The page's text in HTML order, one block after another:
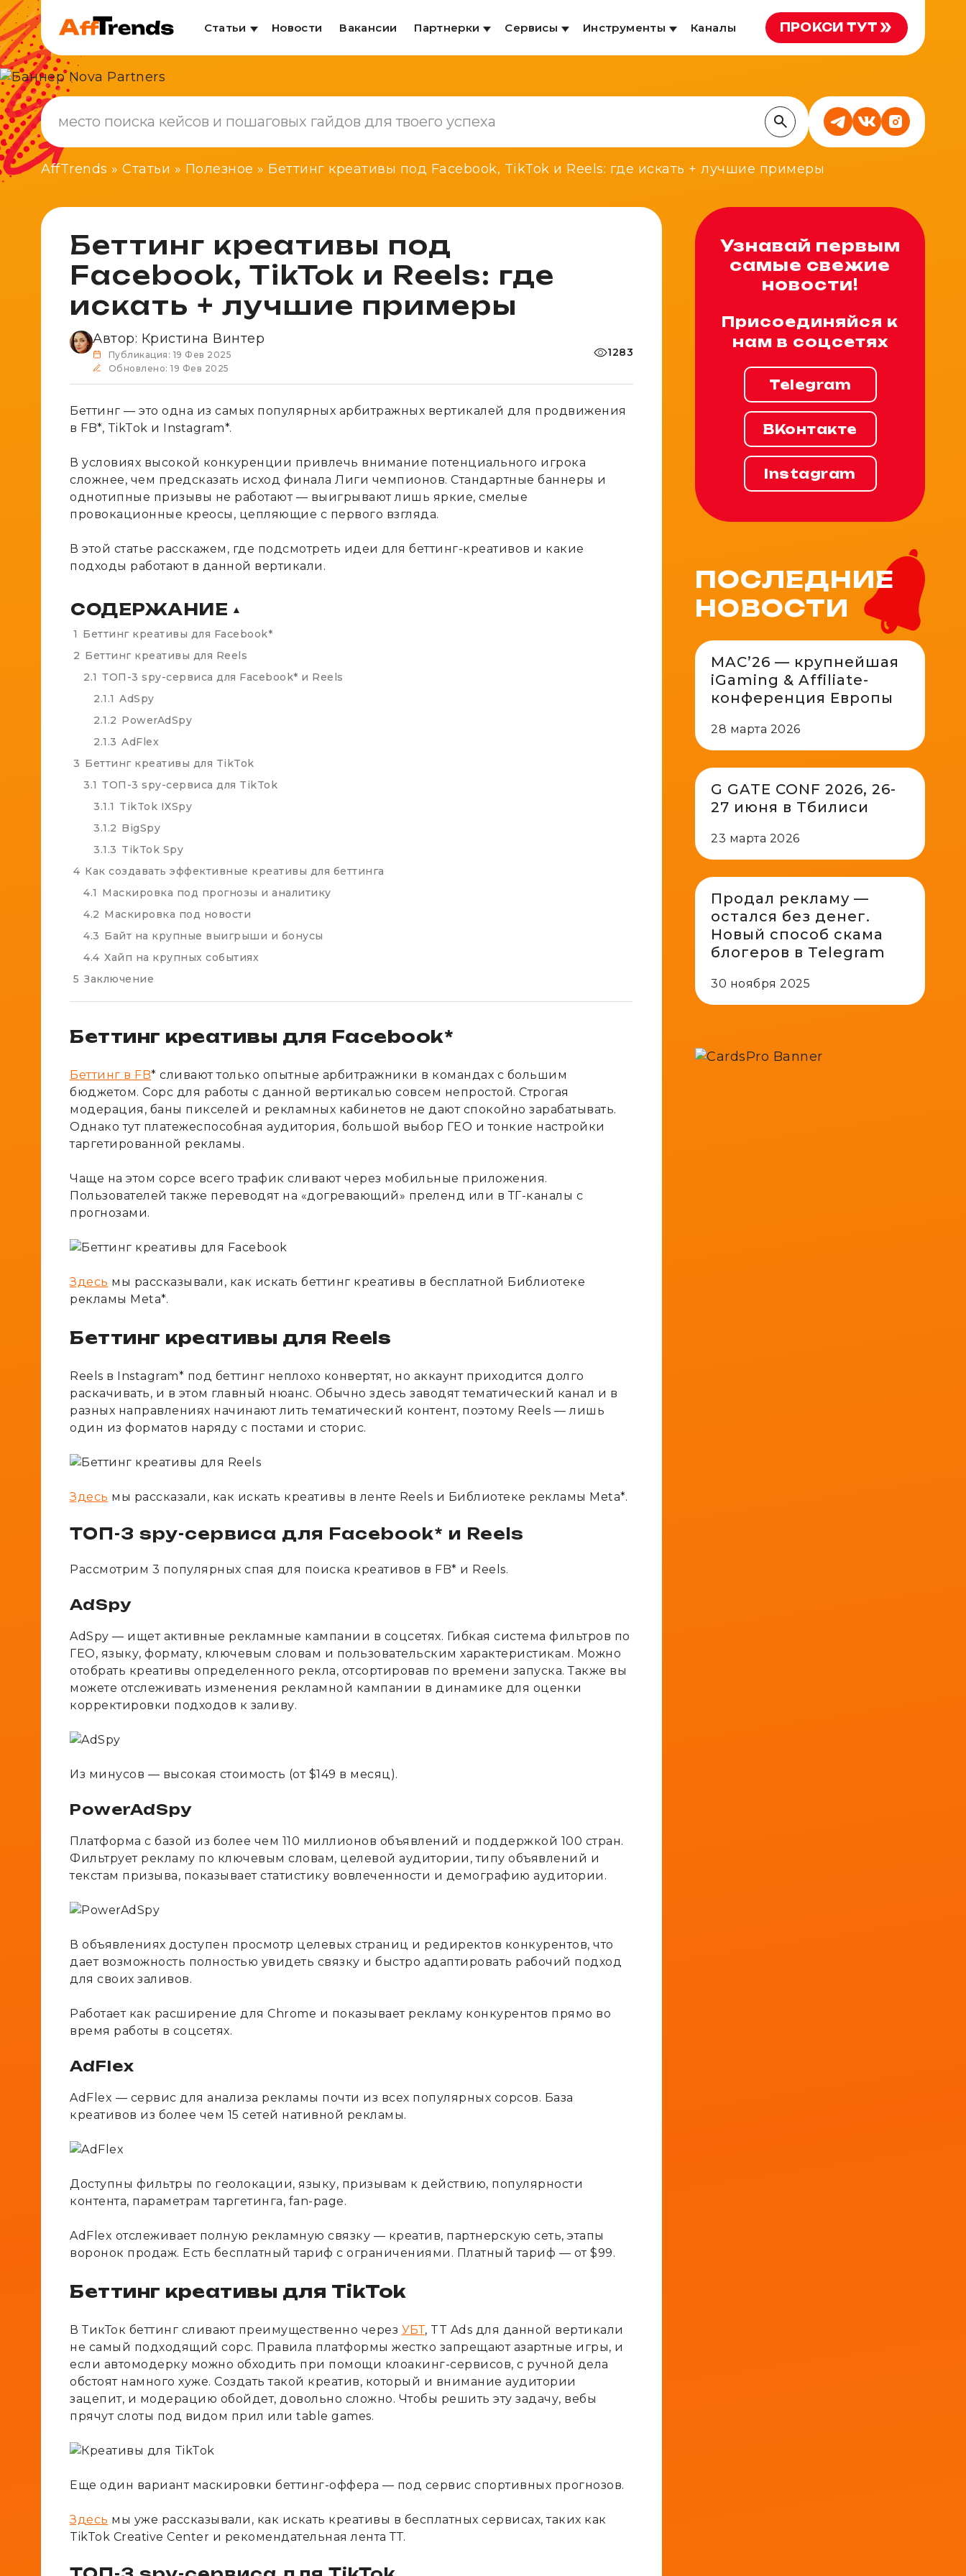
Статьи Новости Вакансии Партнерки Сервисы Инструменты Каналы ПРОКСИ ТУТ
AffTrends » Статьи » Полезное » Беттинг креативы под Facebook, TikTok и Reels: где искать + лучшие примеры
Беттинг креативы под
Facebook, TikTok и Reels: где
искать + лучшие примеры
Автор: Кристина Винтер
Публикация: 19 Фев 2025
Обновлено: 19 Фев 2025
1283
Беттинг — это одна из самых популярных арбитражных вертикалей для продвижения
в FB*, TikTok и Instagram*.
В условиях высокой конкуренции привлечь внимание потенциального игрока
сложнее, чем предсказать исход финала Лиги чемпионов. Стандартные баннеры и
однотипные призывы не работают — выигрывают лишь яркие, смелые
провокационные креосы, цепляющие с первого взгляда.
В этой статье расскажем, где подсмотреть идеи для беттинг-креативов и какие
подходы работают в данной вертикали.
СОДЕРЖАНИЕ ▲
1 Беттинг креативы для Facebook*
2 Беттинг креативы для Reels
2.1 ТОП-3 spy-сервиса для Facebook* и Reels
2.1.1 AdSpy
2.1.2 PowerAdSpy
2.1.3 AdFlex
3 Беттинг креативы для TikTok
3.1 ТОП-3 spy-сервиса для TikTok
3.1.1 TikTok IXSpy
3.1.2 BigSpy
3.1.3 TikTok Spy
4 Как создавать эффективные креативы для беттинга
4.1 Маскировка под прогнозы и аналитику
4.2 Маскировка под новости
4.3 Байт на крупные выигрыши и бонусы
4.4 Хайп на крупных событиях
5 Заключение
Беттинг креативы для Facebook*
Беттинг в FB* сливают только опытные арбитражники в командах с большим
бюджетом. Сорс для работы с данной вертикалью совсем непростой. Строгая
модерация, баны пикселей и рекламных кабинетов не дают спокойно зарабатывать.
Однако тут платежеспособная аудитория, большой выбор ГЕО и тонкие настройки
таргетированной рекламы.
Чаще на этом сорсе всего трафик сливают через мобильные приложения.
Пользователей также переводят на «догревающий» преленд или в ТГ-каналы с
прогнозами.
Здесь мы рассказывали, как искать беттинг креативы в бесплатной Библиотеке
рекламы Meta*.
Беттинг креативы для Reels
Reels в Instagram* под беттинг неплохо конвертят, но аккаунт приходится долго
раскачивать, и в этом главный нюанс. Обычно здесь заводят тематический канал и в
разных направлениях начинают лить тематический контент, поэтому Reels — лишь
один из форматов наряду с постами и сторис.
Здесь мы рассказали, как искать креативы в ленте Reels и Библиотеке рекламы Meta*.
ТОП-3 spy-сервиса для Facebook* и Reels
Рассмотрим 3 популярных спая для поиска креативов в FB* и Reels.
AdSpy
AdSpy — ищет активные рекламные кампании в соцсетях. Гибкая система фильтров по
ГЕО, языку, формату, ключевым словам и пользовательским характеристикам. Можно
отобрать креативы определенного рекла, отсортировав по времени запуска. Также вы
можете отслеживать изменения рекламной кампании в динамике для оценки
корректировки подходов к заливу.
Из минусов — высокая стоимость (от $149 в месяц).
PowerAdSpy
Платформа с базой из более чем 110 миллионов объявлений и поддержкой 100 стран.
Фильтрует рекламу по ключевым словам, целевой аудитории, типу объявлений и
текстам призыва, показывает статистику вовлеченности и демографию аудитории.
В объявлениях доступен просмотр целевых страниц и редиректов конкурентов, что
дает возможность полностью увидеть связку и быстро адаптировать рабочий подход
для своих заливов.
Работает как расширение для Chrome и показывает рекламу конкурентов прямо во
время работы в соцсетях.
AdFlex
AdFlex — сервис для анализа рекламы почти из всех популярных сорсов. База
креативов из более чем 15 сетей нативной рекламы.
Доступны фильтры по геолокации, языку, призывам к действию, популярности
контента, параметрам таргетинга, fan-page.
AdFlex отслеживает полную рекламную связку — креатив, партнерскую сеть, этапы
воронок продаж. Есть бесплатный тариф с ограничениями. Платный тариф — от $99.
Беттинг креативы для TikTok
В ТикТок беттинг сливают преимущественно через УБТ, TT Ads для данной вертикали
не самый подходящий сорс. Правила платформы жестко запрещают азартные игры, и
если автомодерку можно обходить при помощи клоакинг-сервисов, с ручной дела
обстоят намного хуже. Создать такой креатив, который и внимание аудитории
зацепит, и модерацию обойдет, довольно сложно. Чтобы решить эту задачу, вебы
прячут слоты под видом прил или table games.
Еще один вариант маскировки беттинг-оффера — под сервис спортивных прогнозов.
Здесь мы уже рассказывали, как искать креативы в бесплатных сервисах, таких как
TikTok Creative Center и рекомендательная лента ТТ.
Узнавай первым
самые свежие
новости!
Присоединяйся к
нам в соцсетях
Telegram
ВКонтакте
Instagram
ПОСЛЕДНИЕ
НОВОСТИ
MAC’26 — крупнейшая
iGaming & Affiliate-
конференция Европы
28 марта 2026
G GATE CONF 2026, 26-
27 июня в Тбилиси
23 марта 2026
Продал рекламу —
остался без денег.
Новый способ скама
блогеров в Telegram
30 ноября 2025